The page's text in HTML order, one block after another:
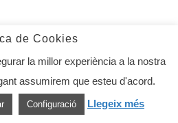
de Cookies
la millor experiència a la nostra
assumirem que esteu d'acord.
Configuració Llegeix més